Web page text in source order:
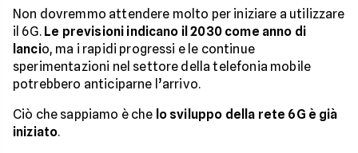
Non dovremmo attendere molto per iniziare a utilizzare
il 6G. Le previsioni indicano il 2030 come anno di
lancio, ma i rapidi progressi e le continue
sperimentazioni nel settore della telefonia mobile
potrebbero anticiparne l’arrivo.
Ciò che sappiamo è che lo sviluppo della rete 6G è già
iniziato.